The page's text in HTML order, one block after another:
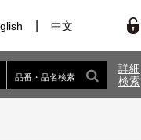
中文
品番・品名検索
詳細
検索